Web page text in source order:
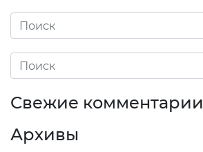
Свежие комментарии
Архивы